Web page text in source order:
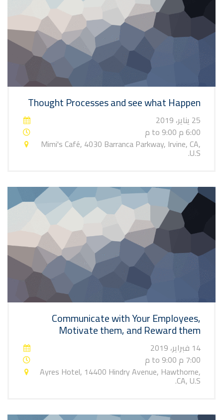
Thought Processes and see what Happen
25 يناير، 2019
6:00 م to 9:00 م
Mimi's Café, 4030 Barranca Parkway, Irvine, CA,
U.S.
Communicate with Your Employees,
Motivate them, and Reward them
14 فبراير، 2019
7:00 م to 9:00 م
Ayres Hotel, 14400 Hindry Avenue, Hawthorne,
CA, U.S.